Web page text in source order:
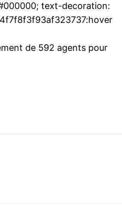
text-decoration:
de 592 agents pour